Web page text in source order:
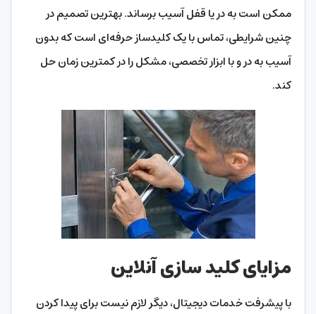
ممکن است به در یا قفل آسیب برساند. بهترین تصمیم در
چنین شرایطی، تماس با یک کلیدساز حرفه‌ای است که بدون
آسیب به در و با ابزار تخصصی، مشکل را در کمترین زمان حل
کند.
مزایای کلید سازی آنلاین
با پیشرفت خدمات دیجیتال، دیگر لازم نیست برای پیدا کردن